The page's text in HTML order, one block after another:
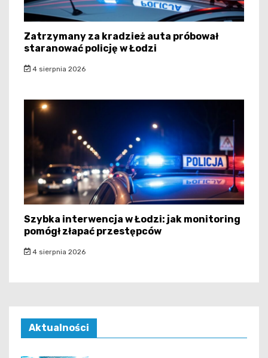
Zatrzymany za kradzież auta próbował
staranować policję w Łodzi
4 sierpnia 2026
Szybka interwencja w Łodzi: jak monitoring
pomógł złapać przestępców
4 sierpnia 2026
Aktualności